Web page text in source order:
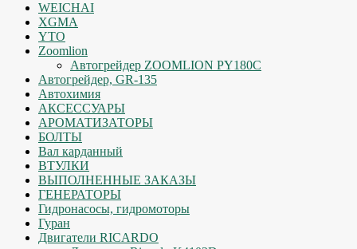
WEICHAI
XGMA
YTO
Zoomlion
Автогрейдер ZOOMLION PY180C
Автогрейдер, GR-135
Автохимия
АКСЕССУАРЫ
АРОМАТИЗАТОРЫ
БОЛТЫ
Вал карданный
ВТУЛКИ
ВЫПОЛНЕННЫЕ ЗАКАЗЫ
ГЕНЕРАТОРЫ
Гидронасосы, гидромоторы
Гуран
Двигатели RICARDO